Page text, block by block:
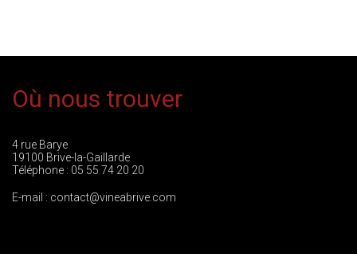
Où nous trouver
4 rue Barye
19100 Brive-la-Gaillarde
Téléphone : 05 55 74 20 20
E-mail : contact@vineabrive.com